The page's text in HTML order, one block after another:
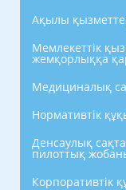
Ақылы
Мемлекеттік
жемқорлыққа
Медициналық
Нормативтік
Денсаулық
пилоттық
Корпоративтік